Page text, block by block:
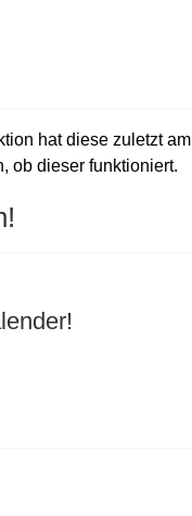
hat diese zuletzt am
ob dieser funktioniert.